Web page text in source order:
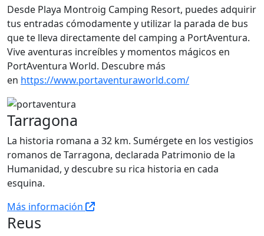
Desde Playa Montroig Camping Resort, puedes adquirir
tus entradas cómodamente y utilizar la parada de bus
que te lleva directamente del camping a PortAventura.
Vive aventuras increíbles y momentos mágicos en
PortAventura World. Descubre más
en https://www.portaventuraworld.com/
Tarragona
La historia romana a 32 km. Sumérgete en los vestigios
romanos de Tarragona, declarada Patrimonio de la
Humanidad, y descubre su rica historia en cada
esquina.
Más información
Reus